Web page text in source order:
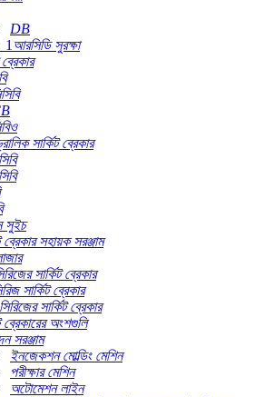
DB
আরসিডি সুরক্ষা
ব্রেকার
সার্কিট ব্রেকার
সুইচ
ব্রেকার সহায়ক সরঞ্জাম
সার্কিট ব্রেকার
সার্কিট ব্রেকার
সার্কিট ব্রেকার
ব্রেকারের অংশগুলি
সরঞ্জাম
ইনজেকশন মোল্ডিং মেশিন
পরীক্ষার মেশিন
অটোমেশন লাইন